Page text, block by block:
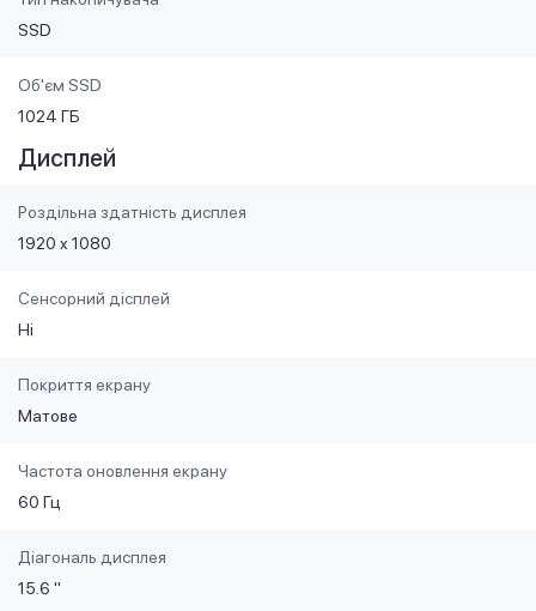
SSD
Об'єм SSD
1024 ГБ
Дисплей
Роздільна здатність дисплея
1920 x 1080
Сенсорний дісплей
Ні
Покриття екрану
Матове
Частота оновлення екрану
60 Гц
Діагональ дисплея
15.6 "